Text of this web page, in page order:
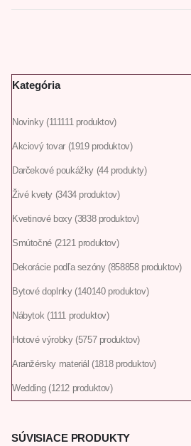
Kategória
Novinky 111111 produktov
Akciový tovar 1919 produktov
Darčekové poukážky 44 produkty
Živé kvety 3434 produktov
Kvetinové boxy 3838 produktov
Smútočné 2121 produktov
Dekorácie podľa sezóny 858858 produktov
Bytové doplnky 140140 produktov
Nábytok 1111 produktov
Hotové výrobky 5757 produktov
Aranžérsky materiál 1818 produktov
Wedding 1212 produktov
SÚVISIACE PRODUKTY